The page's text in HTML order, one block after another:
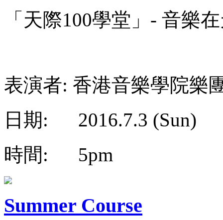
「天際100學堂」- 音樂
表演者: 香港音樂學院樂
日期: 2016.7.3 (Sun)
時間: 5pm
Summer Course